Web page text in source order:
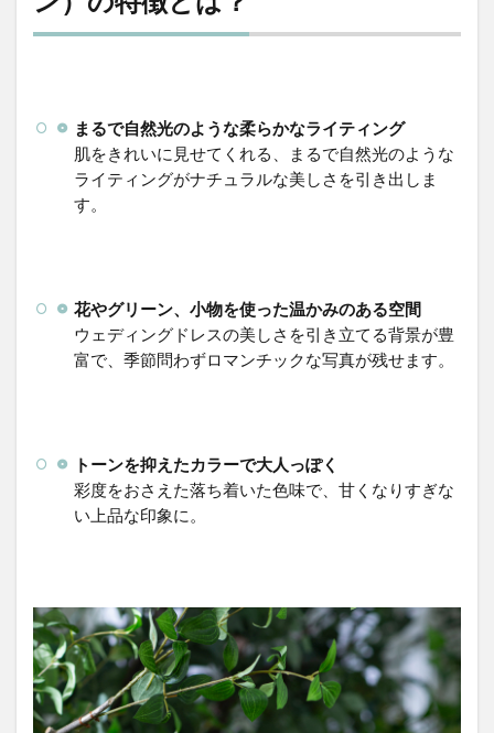
2
新
ル
柔ら
かな
ホワ
イト
2.2
ブー
ケや
な演
出
2.3
新郎
様も
まるで自然光のような柔らかなライティング
肌をきれいに見せてくれる、まるで自然光のような
ライティングがナチュラルな美しさを引き出しま
す。
花やグリーン、小物を使った温かみのある空間
ウェディングドレスの美しさを引き立てる背景が豊
富で、季節問わずロマンチックな写真が残せます。
トーンを抑えたカラーで大人っぽく
彩度をおさえた落ち着いた色味で、甘くなりすぎな
い上品な印象に。